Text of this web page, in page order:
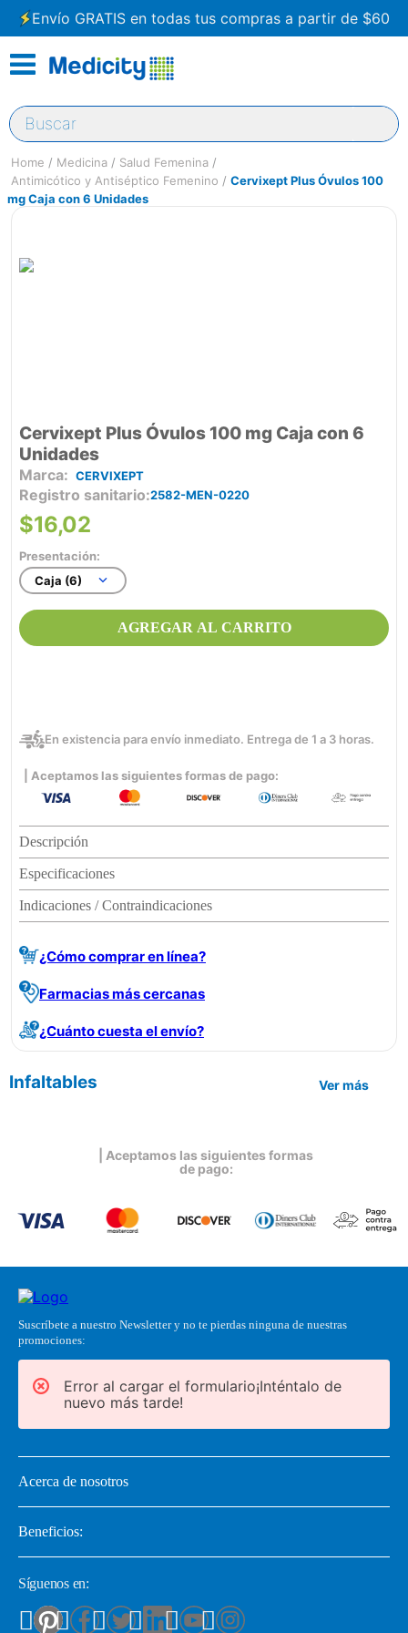
Envío GRATIS en todas tus compras a partir de $60
Buscar
Medicina
Salud Femenina
Antimicótico y Antiséptico Femenino
Cervixept Plus Óvulos 100
mg Caja con 6 Unidades
Cervixept Plus Óvulos 100 mg Caja con 6
Unidades
CERVIXEPT
Registro sanitario 2582-MEN-0220
$16,02
Presentación:
Caja (6)
AGREGAR AL CARRITO
En existencia para envío inmediato. Entrega de 1 a 3 horas.
| Aceptamos las siguientes formas de pago:
Descripción
Especificaciones
Indicaciones / Contraindicaciones
¿Cómo comprar en línea?
Farmacias más cercanas
¿Cuánto cuesta el envío?
Infaltables Ver más
| Aceptamos las siguientes formas
de pago:
Suscríbete a nuestro Newsletter y no te pierdas ninguna de nuestras
promociones:
Error al cargar el formulario¡Inténtalo de
nuevo más tarde!
Acerca de nosotros
Beneficios:
Síguenos en: